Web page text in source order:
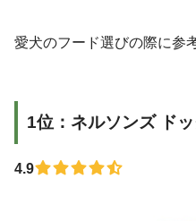
愛犬のフード選びの際に参
1位：ネルソンズ ド
4.9